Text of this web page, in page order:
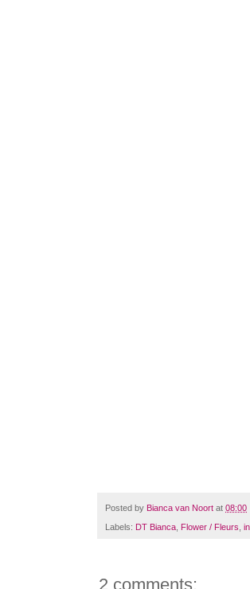
Posted by Bianca van Noort at 08:00
Labels: DT Bianca Flower / Fleurs
2 comments: